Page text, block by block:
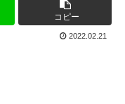
コピー
2022.02.21